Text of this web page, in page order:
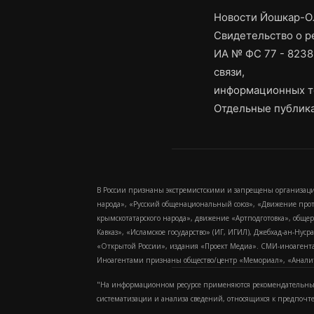
Новости Йошкар-
Свидетельство о
ИА № ФС 77 - 82389
связи,
информационных
Отдельные
В России признаны экстремистскими и запрещены
народа», «Русский общенациональный союз», «Движение
крымскотатарского народа», движение «Артподготовка»,
Кавказ», «Исламское государство» (ИГ, ИГИЛ), Джебхад-ан-
«Открытой России», издания «Проект Медиа». СМИ-
Иноагентами признаны общество/центр «Мемориал»,
"На информационном ресурсе применяются
систематизации и анализа сведений, относящихся к